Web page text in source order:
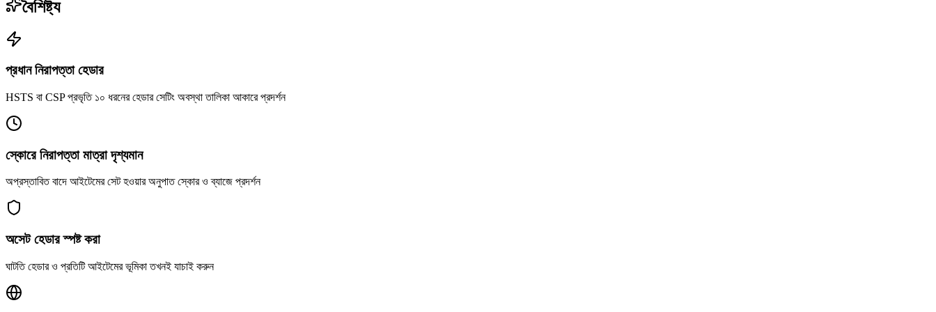
বৈশিষ্ট্য
প্রধান নিরাপত্তা হেডার
HSTS বা CSP প্রভৃতি ১০ ধরনের হেডার সেটিং অবস্থা তালিকা আকারে প্রদর্শন
স্কোরে নিরাপত্তা মাত্রা দৃশ্যমান
অপ্রস্তাবিত বাদে আইটেমের সেট হওয়ার অনুপাত স্কোর ও ব্যাজে প্রদর্শন
অসেট হেডার স্পষ্ট করা
ঘাটতি হেডার ও প্রতিটি আইটেমের ভূমিকা তখনই যাচাই করুন